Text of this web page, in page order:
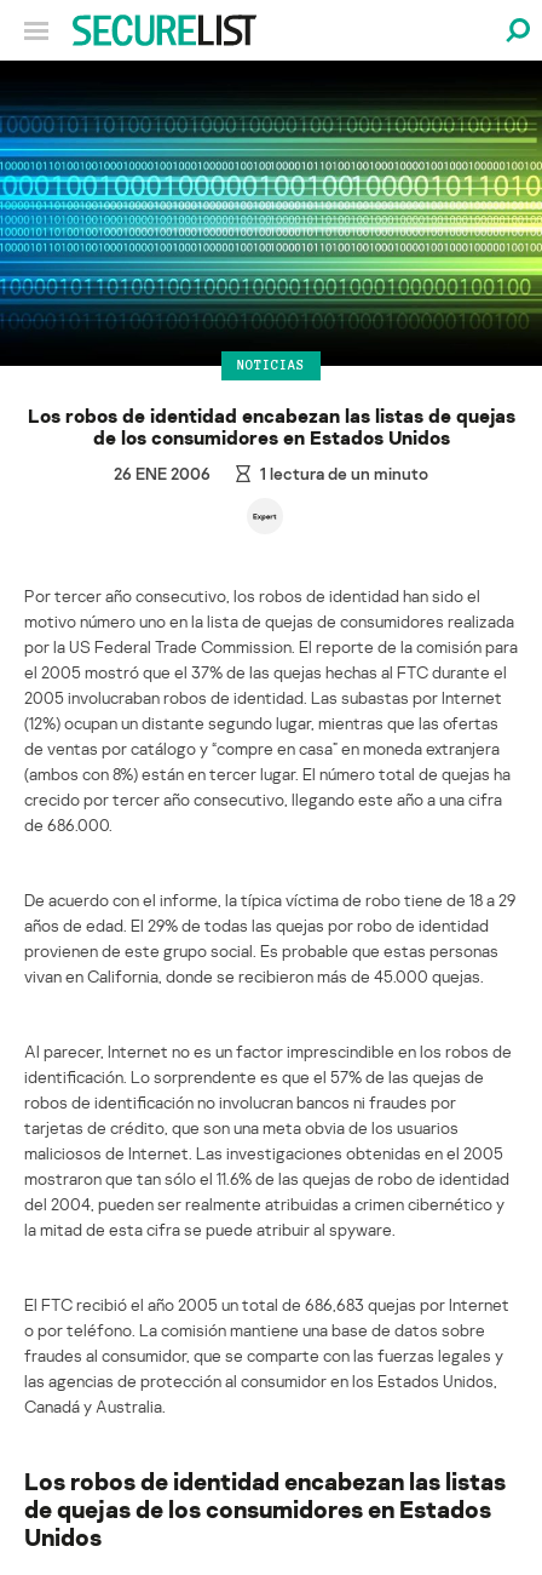
NOTICIAS
Los robos de identidad encabezan las listas de quejas
de los consumidores en Estados Unidos
26 ENE 2006 1 lectura de un minuto
Por tercer año consecutivo, los robos de identidad han sido el
motivo número uno en la lista de quejas de consumidores realizada
por la US Federal Trade Commission. El reporte de la comisión para
el 2005 mostró que el 37% de las quejas hechas al FTC durante el
2005 involucraban robos de identidad. Las subastas por Internet
(12%) ocupan un distante segundo lugar, mientras que las ofertas
de ventas por catálogo y “compre en casa” en moneda extranjera
(ambos con 8%) están en tercer lugar. El número total de quejas ha
crecido por tercer año consecutivo, llegando este año a una cifra
de 686.000.
De acuerdo con el informe, la típica víctima de robo tiene de 18 a 29
años de edad. El 29% de todas las quejas por robo de identidad
provienen de este grupo social. Es probable que estas personas
vivan en California, donde se recibieron más de 45.000 quejas.
Al parecer, Internet no es un factor imprescindible en los robos de
identificación. Lo sorprendente es que el 57% de las quejas de
robos de identificación no involucran bancos ni fraudes por
tarjetas de crédito, que son una meta obvia de los usuarios
maliciosos de Internet. Las investigaciones obtenidas en el 2005
mostraron que tan sólo el 11.6% de las quejas de robo de identidad
del 2004, pueden ser realmente atribuidas a crimen cibernético y
la mitad de esta cifra se puede atribuir al spyware.
El FTC recibió el año 2005 un total de 686,683 quejas por Internet
o por teléfono. La comisión mantiene una base de datos sobre
fraudes al consumidor, que se comparte con las fuerzas legales y
las agencias de protección al consumidor en los Estados Unidos,
Canadá y Australia.
Los robos de identidad encabezan las listas
de quejas de los consumidores en Estados
Unidos